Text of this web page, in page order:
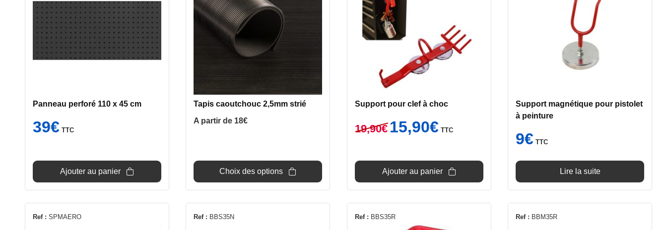
Panneau perforé 110 x 45 cm
39€ TTC
Ajouter au panier
Tapis caoutchouc 2,5mm strié
A partir de 18€
Choix des options
variations.
Les
options
peuvent
choisies
sur
la
page
produit
Support pour clef à choc
19,90€
Le
prix
19,90€.
15,90€prix
15,90€.
TTC
Ajouter au panier
Support magnétique pour pistolet
à peinture
9€ TTC
Lire la suite
Ref : SPMAERO Ref : BBS35N Ref : BBS35R Ref : BBM35R